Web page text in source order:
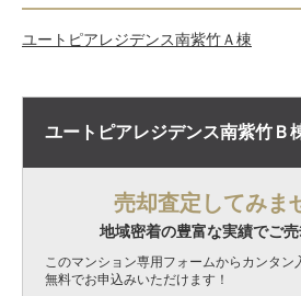
ユートピアレジデンス南紫竹Ａ棟
ユートピアレジデンス南紫竹Ｂ
売却査定してみま
地域密着の豊富な実績でご
このマンション専用フォームからカンタン
無料でお申込みいただけます！